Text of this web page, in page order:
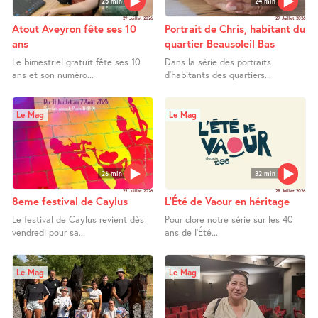
29 Juillet 2026
Atout Aveyron fête ses 10
ans
Le bimestriel gratuit fête ses 10
ans et son numéro...
29 Juillet 2026
Portrait de Chris, habitant du
quartier Beausoleil Bas
Dans la série des portraits
d’habitants des quartiers...
26 min
Le Mag
29 Juillet 2026
8eme festival de Caylus
Le festival de Caylus revient dès
vendredi pour sa...
32 min
Le Mag
29 Juillet 2026
L’Été de Vaour en héritage
Pour clore notre série sur les 40
ans de l’Été...
Le Mag Le Mag